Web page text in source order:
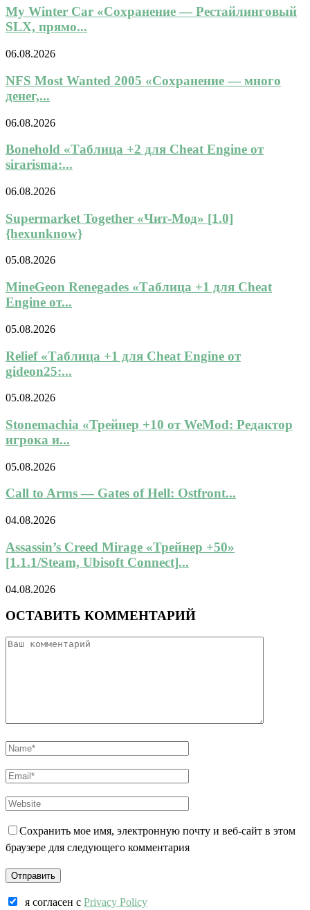
My Winter Car «Сохранение — Рестайлинговый
SLX, прямо...
06.08.2026
NFS Most Wanted 2005 «Сохранение — много
денег,...
06.08.2026
Bonehold «Таблица +2 для Cheat Engine от
sirarisma:...
06.08.2026
Supermarket Together «Чит-Мод» [1.0]
{hexunknow}
05.08.2026
MineGeon Renegades «Таблица +1 для Cheat
Engine от...
05.08.2026
Relief «Таблица +1 для Cheat Engine от
gideon25:...
05.08.2026
Stonemachia «Трейнер +10 от WeMod: Редактор
игрока и...
05.08.2026
Call to Arms — Gates of Hell: Ostfront...
04.08.2026
Assassin’s Creed Mirage «Трейнер +50»
[1.1.1/Steam, Ubisoft Connect]...
04.08.2026
ОСТАВИТЬ КОММЕНТАРИЙ
Сохранить мое имя, электронную почту и веб-сайт в этом
браузере для следующего комментария
я согласен c Privacy Policy